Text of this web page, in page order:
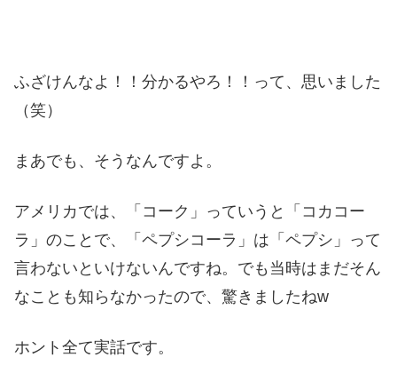
ふざけんなよ！！分かるやろ！！って、思いました
（笑）
まあでも、そうなんですよ。
アメリカでは、「コーク」っていうと「コカコー
ラ」のことで、「ペプシコーラ」は「ペプシ」って
言わないといけないんですね。でも当時はまだそん
なことも知らなかったので、驚きましたねw
ホント全て実話です。